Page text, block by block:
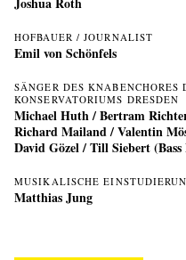
HOFBAUER / JOURNALIST
Emil von Schönfels
SÄNGER DES
KONSERVATORIUMS DRESDEN
Michael Huth / Bertram
Richard Mailand / Valentin
David Gözel / Till Siebert
MUSIKALISCHE
Matthias Jung